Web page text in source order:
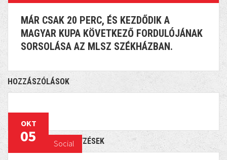
MÁR CSAK 20 PERC, ÉS KEZDŐDIK A
MAGYAR KUPA KÖVETKEZŐ FORDULÓJÁNAK
SORSOLÁSA AZ MLSZ SZÉKHÁZBAN.
HOZZÁSZÓLÁSOK
KAPCSOLÓDÓ BEJEGYZÉSEK
Social
OKT
05
SAJTÓ
MÉDIA